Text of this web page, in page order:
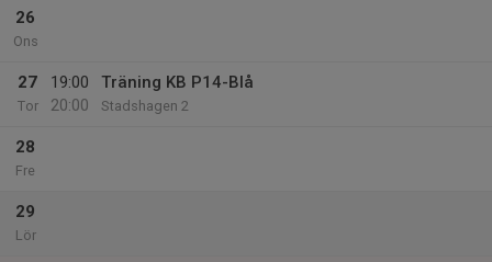
26
Ons
27
Tor
19:00
20:00
Träning KB P14-Blå
Stadshagen 2
28
Fre
29
Lör